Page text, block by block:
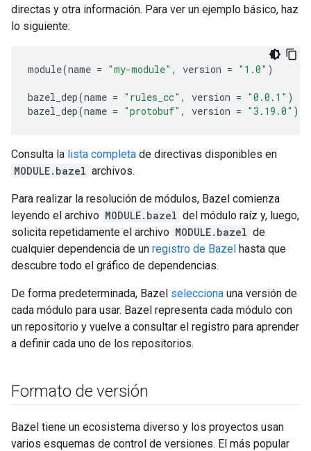
directas y otra información. Para ver un ejemplo básico, haz
lo siguiente:
module(name = "my-module" , version = "1.0" )
bazel_dep(name = "rules_cc" , version = "0.0.1" )
bazel_dep(name = "protobuf" , version = "3.19.0" )
Consulta la lista completa de directivas disponibles en
MODULE.bazel archivos.
Para realizar la resolución de módulos, Bazel comienza
leyendo el archivo MODULE.bazel del módulo raíz y, luego,
solicita repetidamente el archivo MODULE.bazel de
cualquier dependencia de un registro de Bazel hasta que
descubre todo el gráfico de dependencias.
De forma predeterminada, Bazel selecciona una versión de
cada módulo para usar. Bazel representa cada módulo con
un repositorio y vuelve a consultar el registro para aprender
a definir cada uno de los repositorios.
Formato de versión
Bazel tiene un ecosistema diverso y los proyectos usan
varios esquemas de control de versiones. El más popular